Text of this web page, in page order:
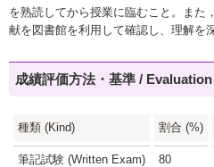
を熟読してから授業に臨むこと。また
献を図書館を利用して確認し、理解を
成績評価方法・基準 / Evaluation
種類 (Kind) 割合 (%)
筆記試験 (Written Exam) 80